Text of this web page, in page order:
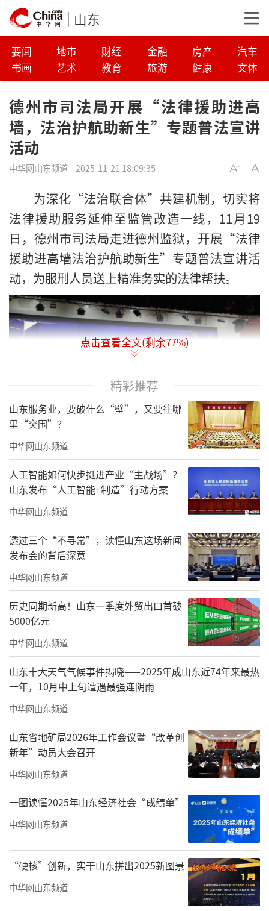
山东
要闻 地市 财经 金融 房产
汽车
书画
艺术 教育 旅游 健康 文体
德州市司法局开展“法律援助进高
墙，法治护航助新生”专题普法宣讲
活动
中华网山东频道 2025-11-21 18:09:35
为深化“法治联合体”共建机制，切实将
法律援助服务延伸至监管改造一线，11月19
日，德州市司法局走进德州监狱，开展“法律
援助进高墙法治护航助新生”专题普法宣讲活
动，为服刑人员送上精准务实的法律帮扶。
活动中，德州市法律援助中心主任赵晓明
以《共建法治监狱，保障合法权益》为题，围
绕服刑人员普遍关心的减刑假释适用条件、婚
姻家庭财产分割、债权债务、子女抚养权纠
纷、刑满释放后就业创业法律保障等重点问
题，进行了系统宣讲。通过法条解读、案例剖
析、通俗阐释的方式，细致讲解了申请法律援
助的便捷流程，让服刑人员全面了解国家法律
援助制度的惠民属性，熟知维护自身合法权益
的有效途径。
现场答疑环节，针对减刑、假释、申诉的
普遍关切，赵晓明与山东载熙律师事务所律师
团队结合相关法律法规及刑事政策，逐一进行
专业解答和法律指引，同时注重引导服刑人员
点击查看全文(剩余77%)
精彩推荐
山东服务业，要破什么“壁”，又要往哪
里“突围”？
中华网山东频道
人工智能如何快步挺进产业“主战场”？
山东发布“人工智能+制造”行动方案
中华网山东频道
透过三个“不寻常”，读懂山东这场新闻
发布会的背后深意
中华网山东频道
历史同期新高！山东一季度外贸出口首破
5000亿元
中华网山东频道
山东十大天气气候事件揭晓——2025年成山东近74年来最热
一年，10月中上旬遭遇最强连阴雨
中华网山东频道
山东省地矿局2026年工作会议暨“改革创
新年”动员大会召开
中华网山东频道
一图读懂2025年山东经济社会“成绩单”
中华网山东频道
“硬核”创新，实干山东拼出2025新图景
中华网山东频道